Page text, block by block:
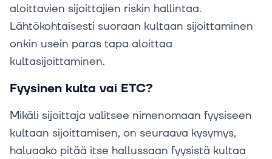
aloittavien sijoittajien riskin hallintaa.
Lähtökohtaisesti suoraan kultaan sijoittaminen
onkin usein paras tapa aloittaa
kultasijoittaminen.
Fyysinen kulta vai ETC?
Mikäli sijoittaja valitsee nimenomaan fyysiseen
kultaan sijoittamisen, on seuraava kysymys,
haluaako pitää itse hallussaan fyysistä kultaa